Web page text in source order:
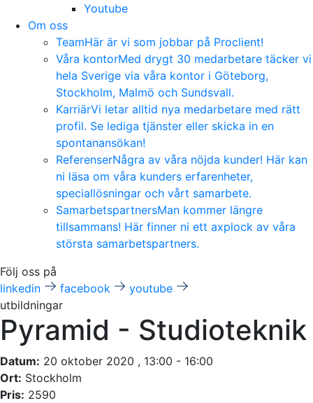
Youtube
Om oss
TeamHär är vi som jobbar på Proclient!
Våra kontorMed drygt 30 medarbetare täcker vi
hela Sverige via våra kontor i Göteborg,
Stockholm, Malmö och Sundsvall.
KarriärVi letar alltid nya medarbetare med rätt
profil. Se lediga tjänster eller skicka in en
spontanansökan!
ReferenserNågra av våra nöjda kunder! Här kan
ni läsa om våra kunders erfarenheter,
speciallösningar och vårt samarbete.
SamarbetspartnersMan kommer längre
tillsammans! Här finner ni ett axplock av våra
största samarbetspartners.
Följ oss på
linkedin
facebook
youtube
utbildningar
Pyramid - Studioteknik
Datum: 20 oktober 2020 , 13:00 - 16:00
Ort: Stockholm
Pris: 2590